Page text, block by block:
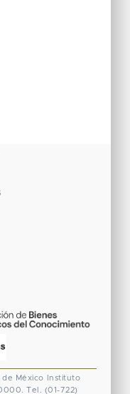
de México
Instituto
Tel. (01-722)